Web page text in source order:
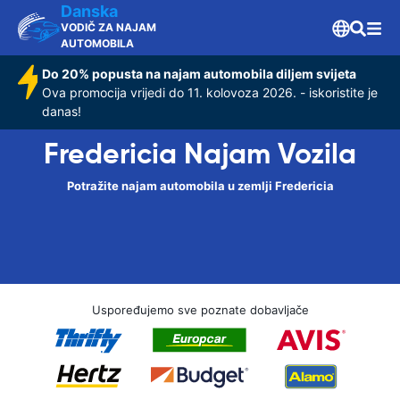
Danska
VODIČ ZA NAJAM
AUTOMOBILA
Do 20% popusta na najam automobila diljem svijeta
Ova promocija vrijedi do 11. kolovoza 2026. - iskoristite je
danas!
Fredericia Najam Vozila
Potražite najam automobila u zemlji Fredericia
Uspoređujemo sve poznate dobavljače